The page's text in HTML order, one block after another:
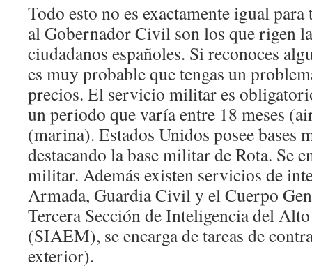
Todo esto no es exactamente igual
al Gobernador Civil son los que rigen
ciudadanos españoles. Si reconoces
es muy probable que tengas un
precios. El servicio militar es
un periodo que varía entre 18 meses
(marina). Estados Unidos posee bases
destacando la base militar de Rota. Se
militar. Además existen servicios de
Armada, Guardia Civil y el Cuerpo
Tercera Sección de Inteligencia del
(SIAEM), se encarga de tareas de
exterior).